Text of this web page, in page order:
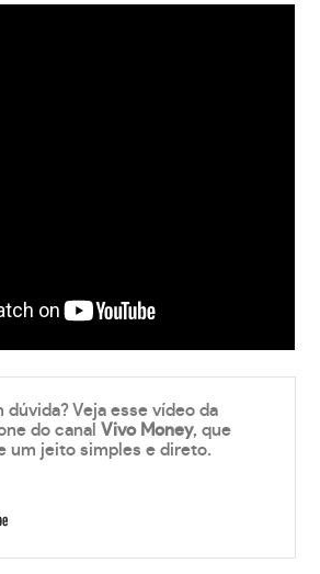
dúvida? Veja esse vídeo da
do canalVivo Money, que
um jeito simples e direto.